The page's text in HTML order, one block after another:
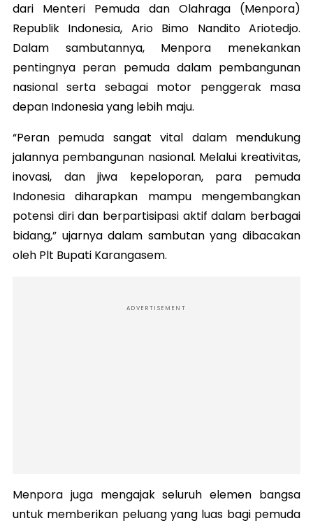
dari Menteri Pemuda dan Olahraga (Menpora)
Republik Indonesia, Ario Bimo Nandito Ariotedjo.
Dalam sambutannya, Menpora menekankan
pentingnya peran pemuda dalam pembangunan
nasional serta sebagai motor penggerak masa
depan Indonesia yang lebih maju.
“Peran pemuda sangat vital dalam mendukung
jalannya pembangunan nasional. Melalui kreativitas,
inovasi, dan jiwa kepeloporan, para pemuda
Indonesia diharapkan mampu mengembangkan
potensi diri dan berpartisipasi aktif dalam berbagai
bidang,” ujarnya dalam sambutan yang dibacakan
oleh Plt Bupati Karangasem.
ADVERTISEMENT
Menpora juga mengajak seluruh elemen bangsa
untuk memberikan peluang yang luas bagi pemuda